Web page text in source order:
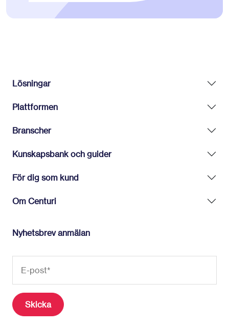
Lösningar
Plattformen
Branscher
Kunskapsbank och guider
För dig som kund
Om Centuri
Nyhetsbrev anmälan